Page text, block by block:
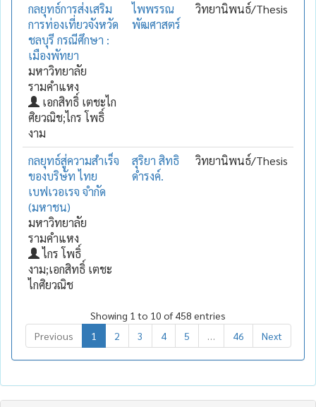
กลยุทธ์การส่งเสริม
การท่องเที่ยวจังหวัด
ชลบุรี กรณีศึกษา :
เมืองพัทยา
มหาวิทยาลัย
รามคำแหง
เอกสิทธิ์ เตชะไก
ศิยวณิช;ไกร โพธิ์
งาม
ไพพรรณ
พัฒศาสตร์
วิทยานิพนธ์/Thesis
กลยุทธ์สู่ความสำเร็จ
ของบริษัท ไทย
เบฟเวอเรจ จำกัด
(มหาชน)
มหาวิทยาลัย
รามคำแหง
ไกร โพธิ์
งาม;เอกสิทธิ์ เตชะ
ไกศิยวณิช
สุริยา สิทธิ
ดำรงค์.
วิทยานิพนธ์/Thesis
Showing 1 to 10 of 458 entries
Previous
1 2 3 4 5 46 Next